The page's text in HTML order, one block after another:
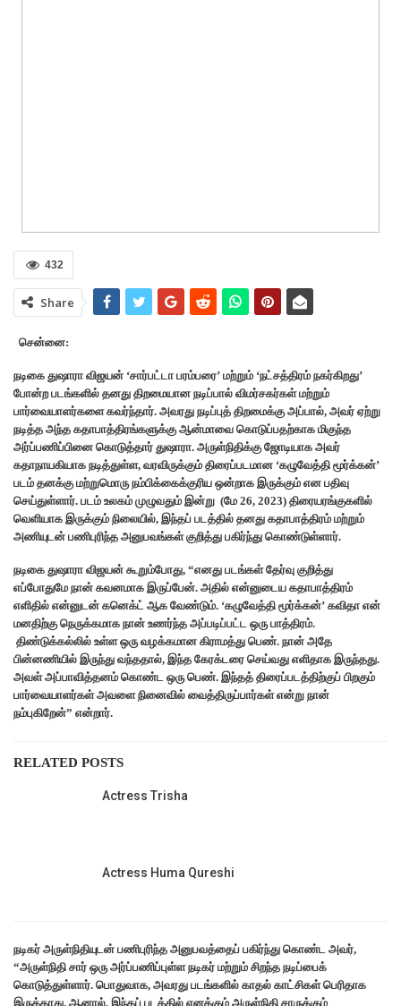
432
Share
சென்னை:
நடிகை துஷாரா விஜயன் ‘சார்பட்டா பரம்பரை’ மற்றும் ‘நட்சத்திரம் நகர்கிறது’
போன்ற படங்களில் தனது திறமையான நடிப்பால் விமர்சகர்கள் மற்றும்
பார்வையாளர்களை கவர்ந்தார். அவரது நடிப்புத் திறமைக்கு அப்பால், அவர் ஏற்று
நடித்த அந்த கதாபாத்திரங்களுக்கு ஆன்மாவை கொடுப்பதற்காக மிகுந்த
அர்ப்பணிப்பினை கொடுத்தார் துஷாரா. அருள்நிதிக்கு ஜோடியாக அவர்
கதாநாயகியாக நடித்துள்ள, வரவிருக்கும் திரைப்படமான ‘கழுவேத்தி மூர்க்கன்’
படம் தனக்கு மற்றுமொரு நம்பிக்கைக்குரிய ஒன்றாக இருக்கும் என பதிவு
செய்துள்ளார். படம் உலகம் முழுவதும் இன்று (மே 26, 2023) திரையரங்குகளில்
வெளியாக இருக்கும் நிலையில், இந்தப் படத்தில் தனது கதாபாத்திரம் மற்றும்
அணியுடன் பணிபுரிந்த அனுபவங்கள் குறித்து பகிர்ந்து கொண்டுள்ளார்.
நடிகை துஷாரா விஜயன் கூறும்போது, “எனது படங்கள் தேர்வு குறித்து
எப்போதுமே நான் கவனமாக இருப்பேன். அதில் என்னுடைய கதாபாத்திரம்
எளிதில் என்னுடன் கனெக்ட் ஆக வேண்டும். ‘கழுவேத்தி மூர்க்கன்’ கவிதா என்
மனதிற்கு நெருக்கமாக நான் உணர்ந்த அப்படிப்பட்ட ஒரு பாத்திரம்.
திண்டுக்கல்லில் உள்ள ஒரு வழக்கமான கிராமத்து பெண். நான் அதே
பின்னணியில் இருந்து வந்ததால், இந்த கேரக்டரை செய்வது எளிதாக இருந்தது.
அவள் அப்பாவித்தனம் கொண்ட ஒரு பெண். இந்தத் திரைப்படத்திற்குப் பிறகும்
பார்வையாளர்கள் அவளை நினைவில் வைத்திருப்பார்கள் என்று நான்
நம்புகிறேன்” என்றார்.
RELATED POSTS
Actress Trisha
Actress Huma Qureshi
நடிகர் அருள்நிதியுடன் பணிபுரிந்த அனுபவத்தைப் பகிர்ந்து கொண்ட அவர்,
“அருள்நிதி சார் ஒரு அர்ப்பணிப்புள்ள நடிகர் மற்றும் சிறந்த நடிப்பைக்
கொடுத்துள்ளார். பொதுவாக, அவரது படங்களில் காதல் காட்சிகள் பெரிதாக
இருக்காது. ஆனால், இந்தப் படத்தில் எனக்கும் அருள்நிதி சாருக்கும்